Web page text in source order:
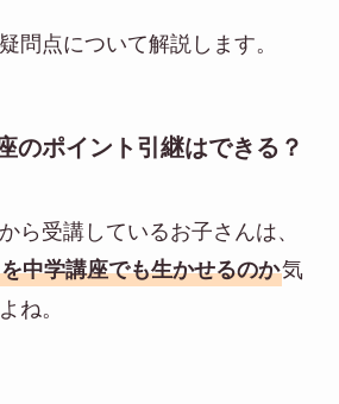
問点について解説します。
のポイント引継はできる？
ら受講しているお子さんは、
中学講座でも生かせるのか気
ね。